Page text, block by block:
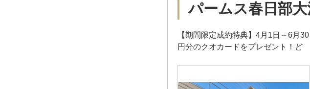
パームス春日部大
【期間限定成約特典】4月1日～6月
円分のクオカードをプレゼント！ど